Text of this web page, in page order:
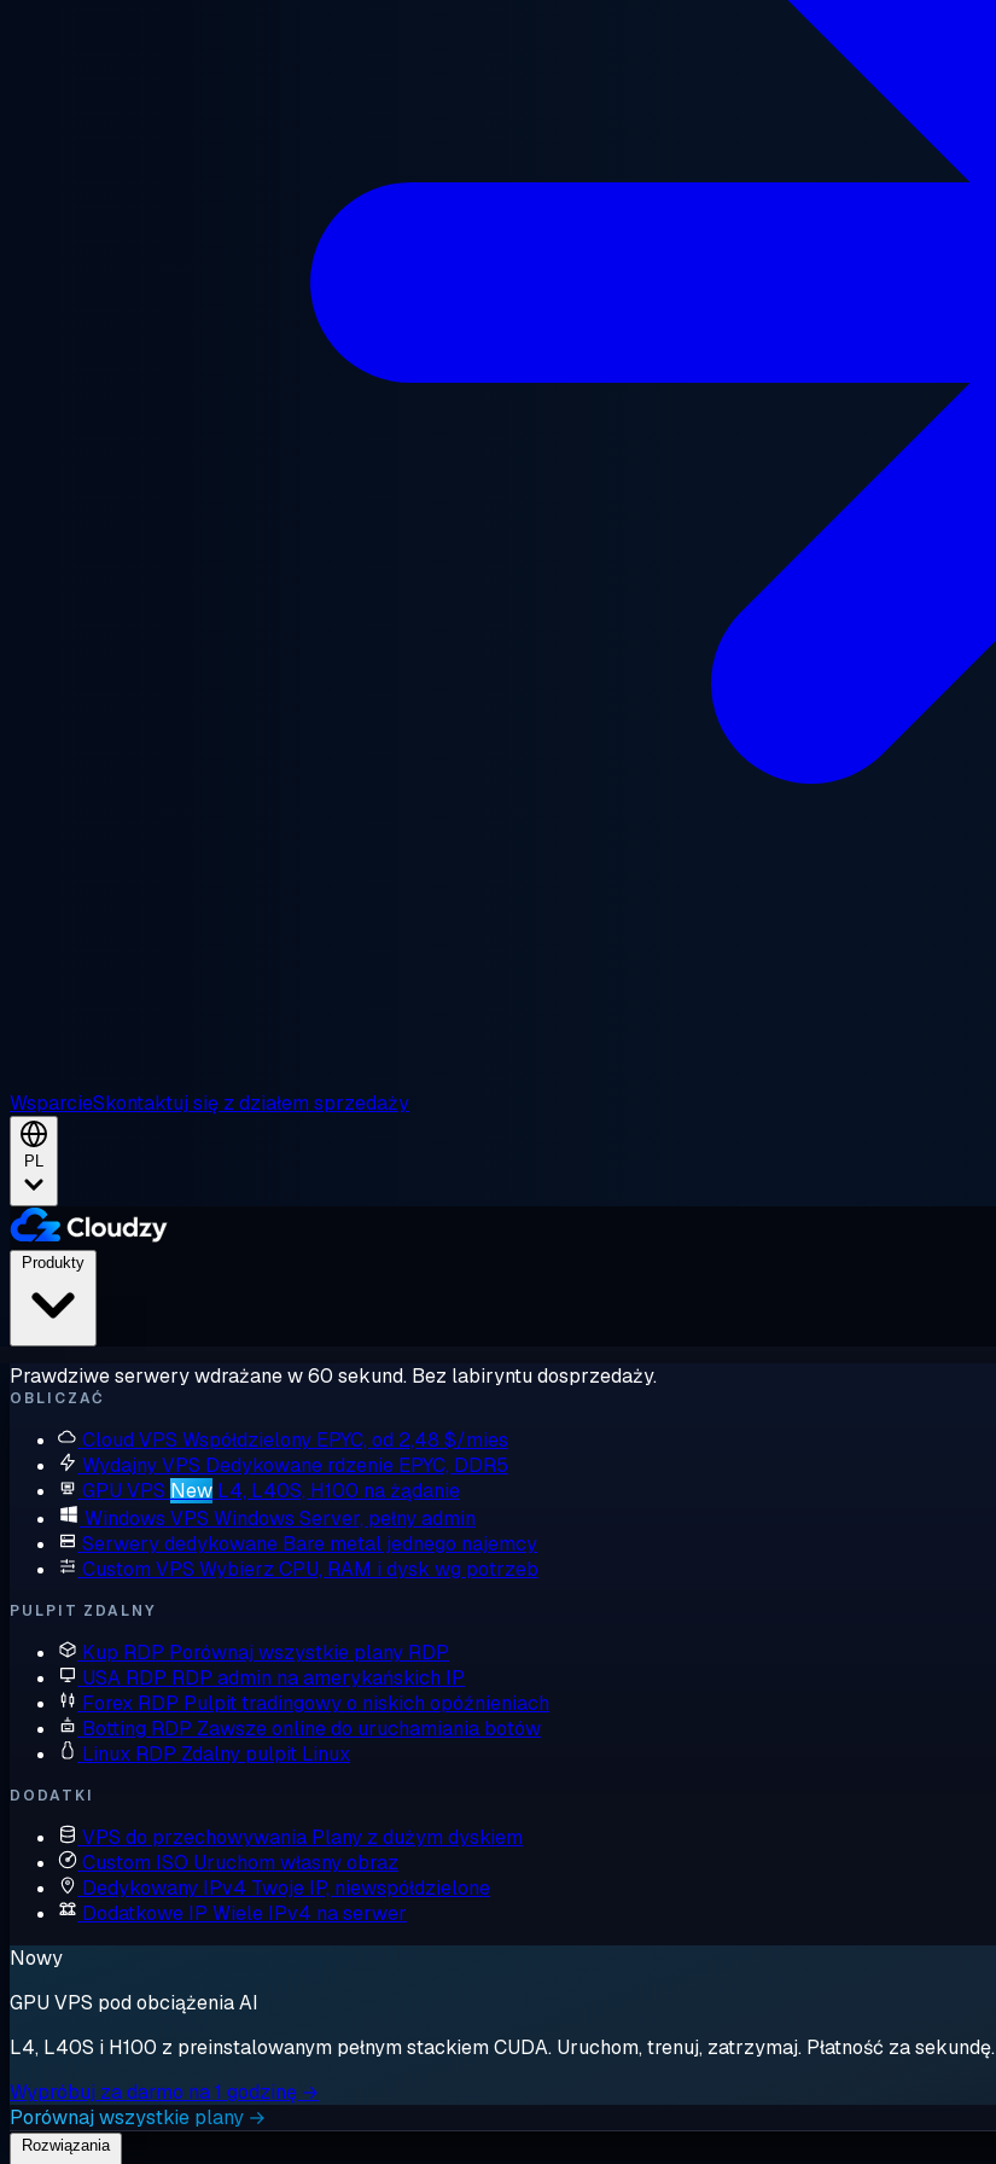
WsparcieSkontaktuj się z działem sprzedaży
PL
Prawdziwe serwery wdrażane w 60 sekund. Bez labiryntu dosprzedaży.
OBLICZAĆ
Cloud VPS Współdzielony EPYC, od 2,48 $/mies
Wydajny VPS Dedykowane rdzenie EPYC, DDR5
GPU VPS New L4, L40S, H100 na żądanie
Windows VPS Windows Server, pełny admin
Serwery dedykowane Bare metal jednego najemcy
Custom VPS Wybierz CPU, RAM i dysk wg potrzeb
PULPIT ZDALNY
Kup RDP Porównaj wszystkie plany RDP
USA RDP RDP admin na amerykańskich IP
Forex RDP Pulpit tradingowy o niskich opóźnieniach
Botting RDP Zawsze online do uruchamiania botów
Linux RDP Zdalny pulpit Linux
DODATKI
VPS do przechowywania Plany z dużym dyskiem
Custom ISO Uruchom własny obraz
Dedykowany IPv4 Twoje IP, niewspółdzielone
Dodatkowe IP Wiele IPv4 na serwer
Nowy
GPU VPS pod obciążenia AI
L4, L40S i H100 z preinstalowanym pełnym stackiem CUDA. Uruchom, trenuj, zatrzymaj. Płatność za sekundę.
Wypróbuj za darmo na 1 godzinę →
Porównaj wszystkie plany →
Rozwiązania